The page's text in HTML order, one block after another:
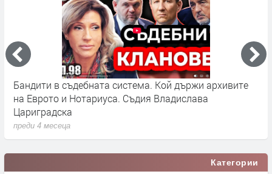
Бандити в съдебната система. Кой държи архивите
на Еврото и Нотариуса. Съдия Владислава
Цариградска
преди 4 месеца
Категории